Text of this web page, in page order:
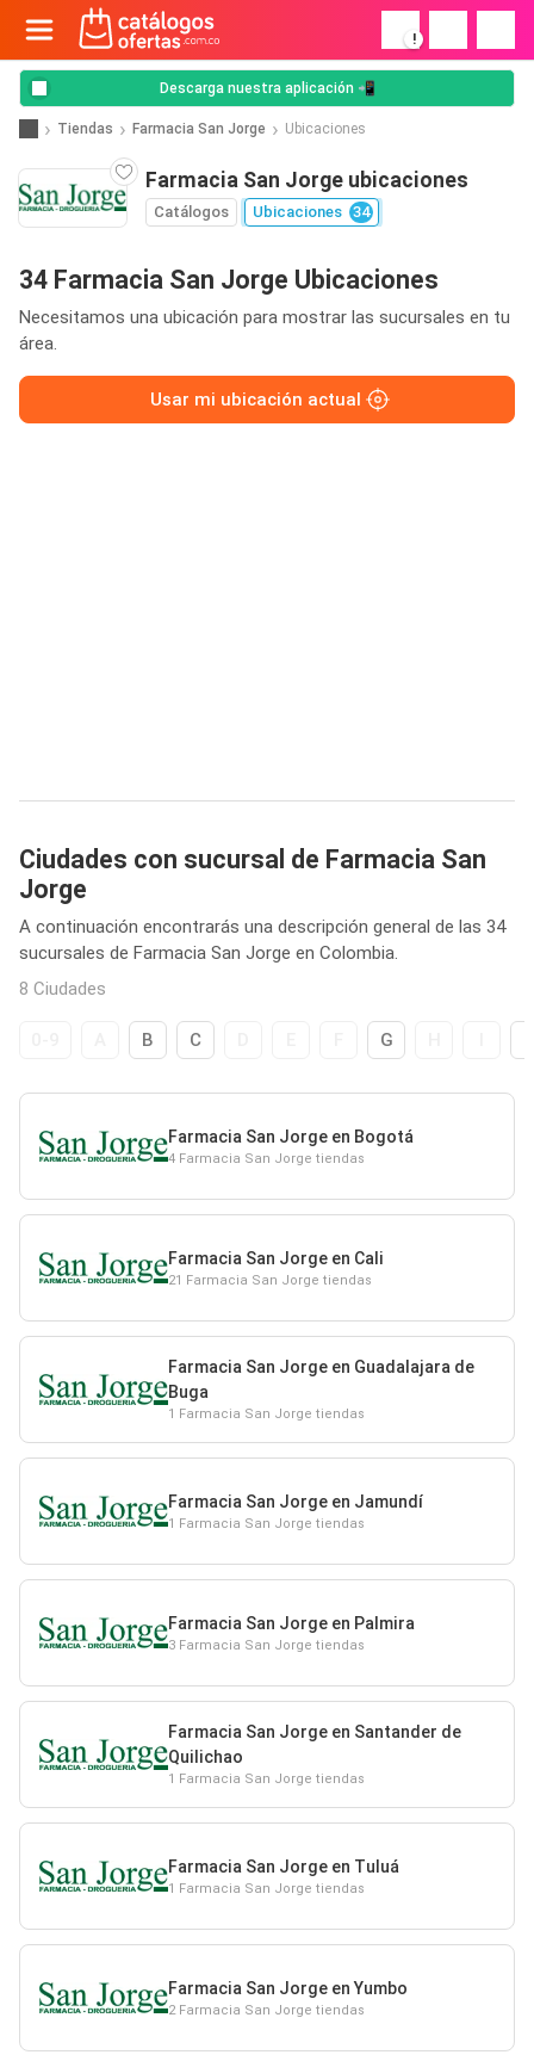
!
Descarga nuestra aplicación 📲
Tiendas Farmacia San Jorge Ubicaciones
Farmacia San Jorge ubicaciones
Catálogos Ubicaciones 34
34 Farmacia San Jorge Ubicaciones
Necesitamos una ubicación para mostrar las sucursales en tu
área.
Usar mi ubicación actual
Ciudades con sucursal de Farmacia San
Jorge
A continuación encontrarás una descripción general de las 34
sucursales de Farmacia San Jorge en Colombia.
8 Ciudades
B C G
Farmacia San Jorge en Bogotá
4 Farmacia San Jorge tiendas
Farmacia San Jorge en Cali
21 Farmacia San Jorge tiendas
Farmacia San Jorge en Guadalajara de
Buga
1 Farmacia San Jorge tiendas
Farmacia San Jorge en Jamundí
1 Farmacia San Jorge tiendas
Farmacia San Jorge en Palmira
3 Farmacia San Jorge tiendas
Farmacia San Jorge en Santander de
Quilichao
1 Farmacia San Jorge tiendas
Farmacia San Jorge en Tuluá
1 Farmacia San Jorge tiendas
Farmacia San Jorge en Yumbo
2 Farmacia San Jorge tiendas